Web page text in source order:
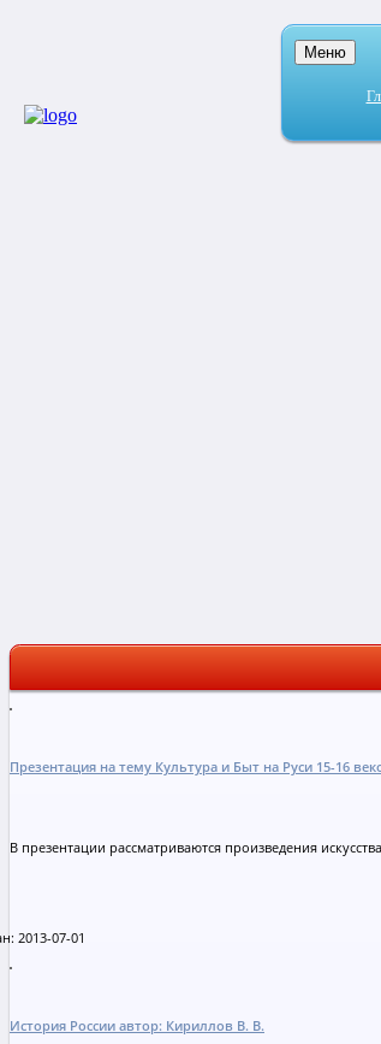
Меню
Презентация на тему Культура и Быт на Руси 15-16
В презентации рассматриваются произведения
2013-07-01
История России автор: Кириллов В. В.